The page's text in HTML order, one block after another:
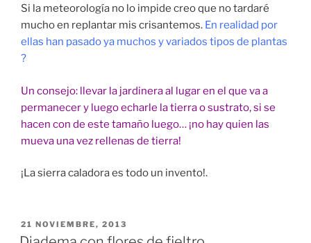
Si la meteorología no lo impide creo que no tardaré
mucho en replantar mis crisantemos. En realidad por
ellas han pasado ya muchos y variados tipos de plantas
?
Un consejo: llevar la jardinera al lugar en el que va a
permanecer y luego echarle la tierra o sustrato, si se
hacen con de este tamaño luego… ¡no hay quien las
mueva una vez rellenas de tierra!
¡La sierra caladora es todo un invento!.
PUBLICADO
EL
21 NOVIEMBRE, 2013